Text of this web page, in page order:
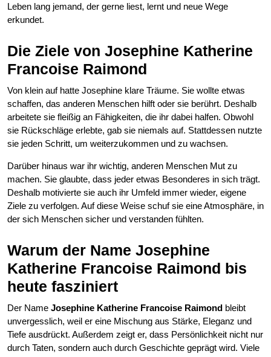
Leben lang jemand, der gerne liest, lernt und neue Wege
erkundet.
Die Ziele von Josephine Katherine
Francoise Raimond
Von klein auf hatte Josephine klare Träume. Sie wollte etwas
schaffen, das anderen Menschen hilft oder sie berührt. Deshalb
arbeitete sie fleißig an Fähigkeiten, die ihr dabei halfen. Obwohl
sie Rückschläge erlebte, gab sie niemals auf. Stattdessen nutzte
sie jeden Schritt, um weiterzukommen und zu wachsen.
Darüber hinaus war ihr wichtig, anderen Menschen Mut zu
machen. Sie glaubte, dass jeder etwas Besonderes in sich trägt.
Deshalb motivierte sie auch ihr Umfeld immer wieder, eigene
Ziele zu verfolgen. Auf diese Weise schuf sie eine Atmosphäre, in
der sich Menschen sicher und verstanden fühlten.
Warum der Name Josephine
Katherine Francoise Raimond bis
heute fasziniert
Der Name Josephine Katherine Francoise Raimond bleibt
unvergesslich, weil er eine Mischung aus Stärke, Eleganz und
Tiefe ausdrückt. Außerdem zeigt er, dass Persönlichkeit nicht nur
durch Taten, sondern auch durch Geschichte geprägt wird. Viele